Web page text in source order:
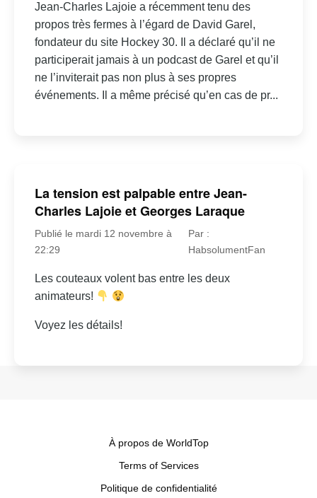
Jean-Charles Lajoie a récemment tenu des
propos très fermes à l’égard de David Garel,
fondateur du site Hockey 30. Il a déclaré qu’il ne
participerait jamais à un podcast de Garel et qu’il
ne l’inviterait pas non plus à ses propres
événements. Il a même précisé qu’en cas de pr...
La tension est palpable entre Jean-
Charles Lajoie et Georges Laraque
Publié le mardi 12 novembre à
22:29
Par :
HabsolumentFan
Les couteaux volent bas entre les deux
animateurs!
Voyez les détails!
À propos de WorldTop
Terms of Services
Politique de confidentialité